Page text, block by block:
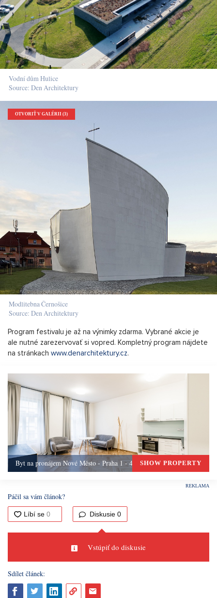
Vodní dům Hulice
Source: Den Architektury
OTVORIŤ V GALÉRII (3)
Modlitebna Černošice
Source: Den Architektury
Program festivalu je až na výnimky zdarma. Vybrané akcie je
ale nutné zarezervovať si vopred. Kompletný program nájdete
na stránkach www.denarchitektury.cz.
Byt na pronájem Nové Město - Praha 1 - 42m, Praha 1SHOW PROPERTY
Páčil sa vám článok?
Diskusie 0
Vstúpiť do diskusie
Sdílet článek: